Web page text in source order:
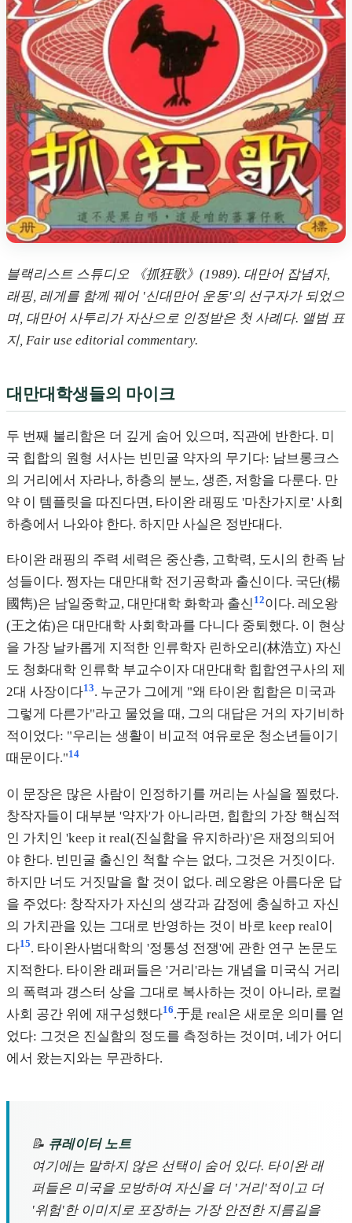
블랙리스트 스튜디오 《抓狂歌》(1989). 대만어 잡념자,
래핑, 레게를 함께 꿰어 '신대만어 운동'의 선구자가 되었으
며, 대만어 사투리가 자산으로 인정받은 첫 사례다. 앨범 표
지, Fair use editorial commentary.
대만대학생들의 마이크
두 번째 불리함은 더 깊게 숨어 있으며, 직관에 반한다. 미
국 힙합의 원형 서사는 빈민굴 약자의 무기다: 남브롱크스
의 거리에서 자라나, 하층의 분노, 생존, 저항을 다룬다. 만
약 이 템플릿을 따진다면, 타이완 래핑도 '마찬가지로' 사회
하층에서 나와야 한다. 하지만 사실은 정반대다.
타이완 래핑의 주력 세력은 중산층, 고학력, 도시의 한족 남
성들이다. 쩡자는 대만대학 전기공학과 출신이다. 국단(楊
國雋)은 남일중학교, 대만대학 화학과 출신 12이다. 레오왕
(王之佑)은 대만대학 사회학과를 다니다 중퇴했다. 이 현상
을 가장 날카롭게 지적한 인류학자 린하오리(林浩立) 자신
도 청화대학 인류학 부교수이자 대만대학 힙합연구사의 제
2대 사장이다13. 누군가 그에게 "왜 타이완 힙합은 미국과
그렇게 다른가"라고 물었을 때, 그의 대답은 거의 자기비하
적이었다: "우리는 생활이 비교적 여유로운 청소년들이기
때문이다."14
이 문장은 많은 사람이 인정하기를 꺼리는 사실을 찔렀다.
창작자들이 대부분 '약자'가 아니라면, 힙합의 가장 핵심적
인 가치인 'keep it real(진실함을 유지하라)'은 재정의되어
야 한다. 빈민굴 출신인 척할 수는 없다, 그것은 거짓이다.
하지만 너도 거짓말을 할 것이 없다. 레오왕은 아름다운 답
을 주었다: 창작자가 자신의 생각과 감정에 충실하고 자신
의 가치관을 있는 그대로 반영하는 것이 바로 keep real이
다15. 타이완사범대학의 '정통성 전쟁'에 관한 연구 논문도
지적한다. 타이완 래퍼들은 '거리'라는 개념을 미국식 거리
의 폭력과 갱스터 상을 그대로 복사하는 것이 아니라, 로컬
사회 공간 위에 재구성했다16.于是 real은 새로운 의미를 얻
었다: 그것은 진실함의 정도를 측정하는 것이며, 네가 어디
에서 왔는지와는 무관하다.
📝 큐레이터 노트
여기에는 말하지 않은 선택이 숨어 있다. 타이완 래
퍼들은 미국을 모방하여 자신을 더 '거리'적이고 더
'위험'한 이미지로 포장하는 가장 안전한 지름길을